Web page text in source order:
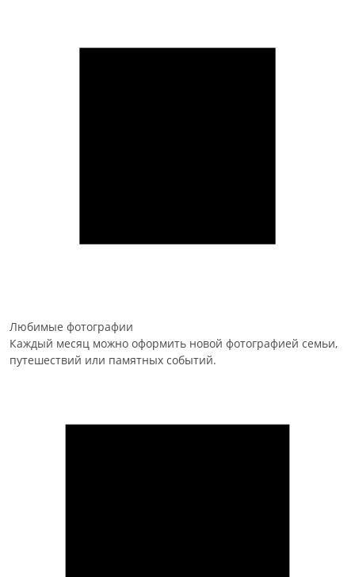
Любимые фотографии
Каждый месяц можно оформить новой фотографией семьи,
путешествий или памятных событий.